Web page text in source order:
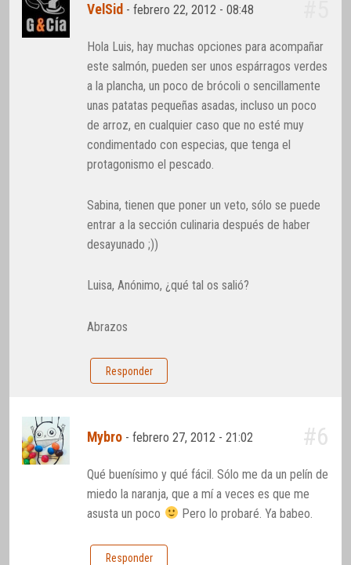
VelSid -febrero 22, 2012 - 08:48
Hola Luis, hay muchas opciones para acompañar
este salmón, pueden ser unos espárragos verdes
a la plancha, un poco de brócoli o sencillamente
unas patatas pequeñas asadas, incluso un poco
de arroz, en cualquier caso que no esté muy
condimentado con especias, que tenga el
protagonismo el pescado.
Sabina, tienen que poner un veto, sólo se puede
entrar a la sección culinaria después de haber
desayunado ;))
Luisa, Anónimo, ¿qué tal os salió?
Abrazos
Responder
Mybro -febrero 27, 2012 - 21:02 #6
Qué buenísimo y qué fácil. Sólo me da un pelín de
miedo la naranja, que a mí a veces es que me
asusta un poco
Pero lo probaré. Ya babeo.
Responder